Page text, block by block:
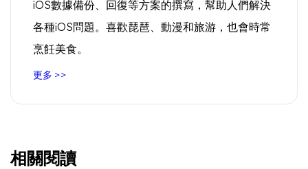
iOS數據備份、回復等方案的撰寫，幫助人們解決
各種iOS問題。喜歡琵琶、動漫和旅游，也會時常
烹飪美食。
更多 >>
相關閱讀